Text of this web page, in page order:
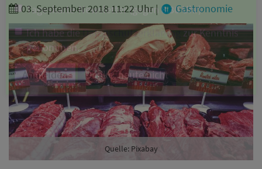
03. September 2018 11:22 Uhr| Gastronomie
Quelle: Pixabay
Branche
Ich möchte folgende Newsletter erhalten
Tageskarte-Newsletter (gegen 8.30 Uhr)
Ich habe dieDatenschutzerklärungzur Kenntnis